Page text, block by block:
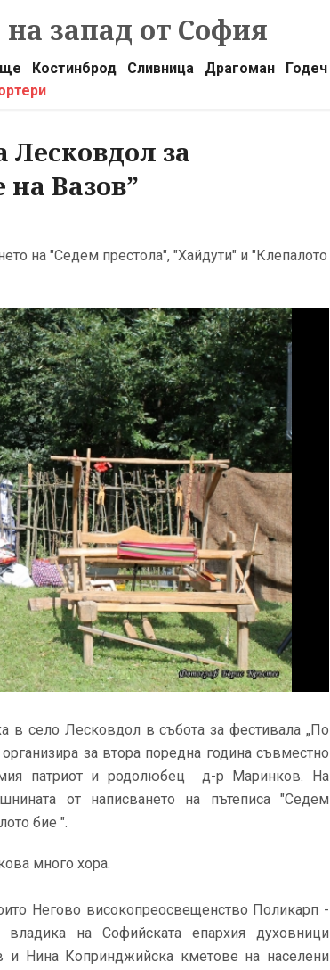
запад от София
Костинброд Сливница Драгоман Годеч
Лесковдол за
Вазов”
на "Седем престола", "Хайдути" и "Клепалото
в село Лесковдол в събота за фестивала „По
за втора поредна година съвместно
патриот и родолюбец д-р Маринков. На
от написването на пътеписа "Седем
бие ".
много хора.
Негово високопреосвещенство Поликарп -
на Софийската епархия духовници
и Нина Копринджийска кметове на населени